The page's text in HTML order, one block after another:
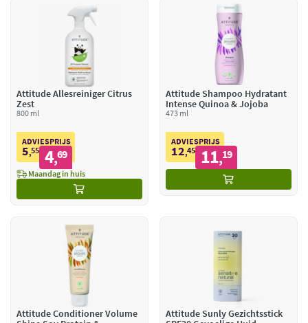
Attitude Allesreiniger Citrus
Zest
800 ml
ADVIESPRIJS
5,55 4,69
Maandag in huis
Attitude Shampoo Hydratant
Intense Quinoa & Jojoba
473 ml
ADVIESPRIJS
12,45 11,19
Attitude Conditioner Volume
Attitude Sunly Gezichtsstick